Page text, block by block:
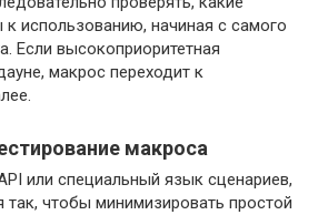
использованию, начиная с самого
Если высокоприоритетная
макрос переходит к
макроса
или специальный язык сценариев,
так, чтобы минимизировать простой